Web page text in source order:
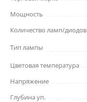
Мощность
Количество ламп/диодов
Тип лампы
Цветовая температура
Напряжение
Глубина уп.